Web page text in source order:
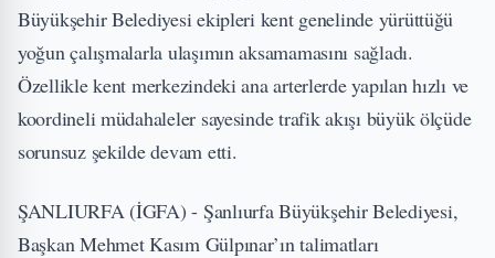
Büyükşehir Belediyesi ekipleri kent genelinde yürüttüğü
yoğun çalışmalarla ulaşımın aksamamasını sağladı.
Özellikle kent merkezindeki ana arterlerde yapılan hızlı ve
koordineli müdahaleler sayesinde trafik akışı büyük ölçüde
sorunsuz şekilde devam etti.
ŞANLIURFA (İGFA) - Şanlıurfa Büyükşehir Belediyesi,
Başkan Mehmet Kasım Gülpınar’ın talimatları